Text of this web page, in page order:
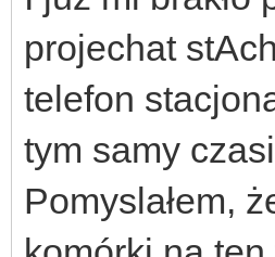
projechat
telefon
tym samy
Pomyslałem,